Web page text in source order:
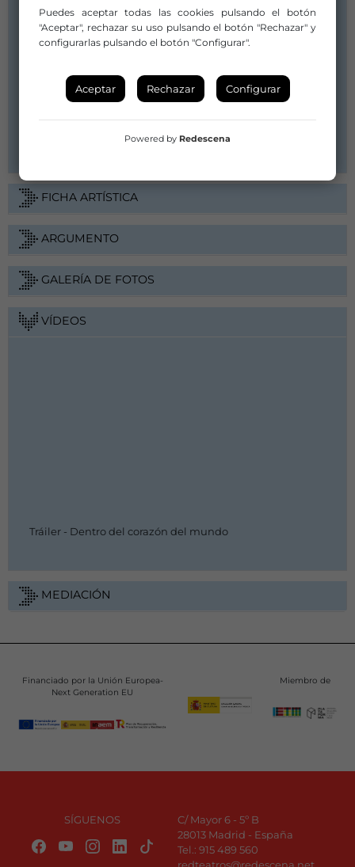
0034 649200407
Distribuidor/a:
ma.marchirant@a-mas.net
laura.marin@a-mas.net
FICHA ARTÍSTICA
ARGUMENTO
GALERÍA DE FOTOS
VÍDEOS
Tráiler - Dentro del corazón del mundo
MEDIACIÓN
Financiado por la Unión Europea-
Next Generation EU
Miembro de
SÍGUENOS
C/ Mayor 6 - 5º B
28013 Madrid - España
Tel.: 915 489 560
Puedes aceptar todas las cookies pulsando el botón
"Aceptar", rechazar su uso pulsando el botón "Rechazar" y
configurarlas pulsando el botón "Configurar".
Aceptar Rechazar Configurar
Powered by Redescena